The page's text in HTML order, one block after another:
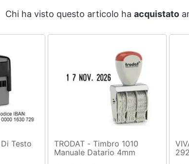
Chi ha visto questo articolo ha acquistato
TRODAT - Timbro 1010
Manuale Datario 4mm
VIVA - Timbro
292